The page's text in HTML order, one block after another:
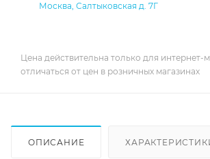
Москва, Салтыковская д. 7Г
Цена действительна только для интернет-
отличаться от цен в розничных магазинах
ОПИСАНИЕ